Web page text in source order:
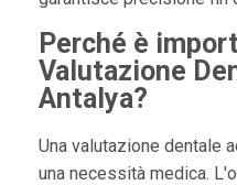
Perché è
Valutazione
Antalya?
Una valutazione dentale
una necessità medica.